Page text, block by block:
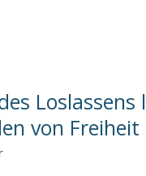
von Freiheit